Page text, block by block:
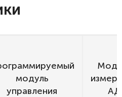
модуль
управления
АД